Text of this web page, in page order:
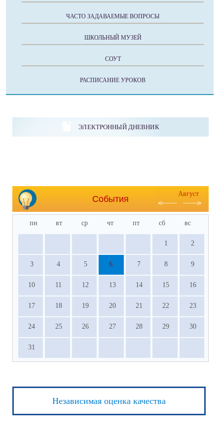
ЧАСТО ЗАДАВАЕМЫЕ ВОПРОСЫ
ШКОЛЬНЫЙ МУЗЕЙ
СОУТ
РАСПИСАНИЕ УРОКОВ
ЭЛЕКТРОННЫЙ ДНЕВНИК
События
Август
пн вт ср чт пт сб вс
1 2
3 4 5 6 7 8 9
10 11 12 13 14 15 16
17 18 19 20 21 22 23
24 25 26 27 28 29 30
31
Независимая оценка качества